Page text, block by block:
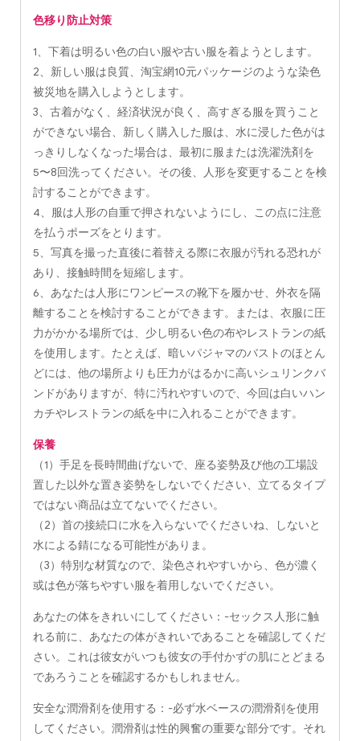
色移り防止対策
1、下着は明るい色の白い服や古い服を着ようとします。
2、新しい服は良質、淘宝網10元パッケージのような染色
被災地を購入しようとします。
3、古着がなく、経済状況が良く、高すぎる服を買うこと
ができない場合、新しく購入した服は、水に浸した色がは
っきりしなくなった場合は、最初に服または洗濯洗剤を
5〜8回洗ってください。その後、人形を変更することを検
討することができます。
4、服は人形の自重で押されないようにし、この点に注意
を払うポーズをとります。
5、写真を撮った直後に着替える際に衣服が汚れる恐れが
あり、接触時間を短縮します。
6、あなたは人形にワンピースの靴下を履かせ、外衣を隔
離することを検討することができます。または、衣服に圧
力がかかる場所では、少し明るい色の布やレストランの紙
を使用します。たとえば、暗いパジャマのバストのほとん
どには、他の場所よりも圧力がはるかに高いシュリンクバ
ンドがありますが、特に汚れやすいので、今回は白いハン
カチやレストランの紙を中に入れることができます。
保養
（1）手足を長時間曲げないで、座る姿勢及び他の工場設
置した以外な置き姿勢をしないでください、立てるタイプ
ではない商品は立てないでください。
（2）首の接続口に水を入らないでくださいね、しないと
水による錆になる可能性がありま。
（3）特別な材質なので、染色されやすいから、色が濃く
或は色が落ちやすい服を着用しないでください。
あなたの体をきれいにしてください：-セックス人形に触
れる前に、あなたの体がきれいであることを確認してくだ
さい。これは彼女がいつも彼女の手付かずの肌にとどまる
であろうことを確認するかもしれません。
安全な潤滑剤を使用する：-必ず水ベースの潤滑剤を使用
してください。潤滑剤は性的興奮の重要な部分です。それ